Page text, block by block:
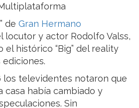
de Gran Hermano
locutor y actor Rodolfo Valss,
el histórico “Big” del reality
los televidentes notaron que
casa había cambiado y
Sin